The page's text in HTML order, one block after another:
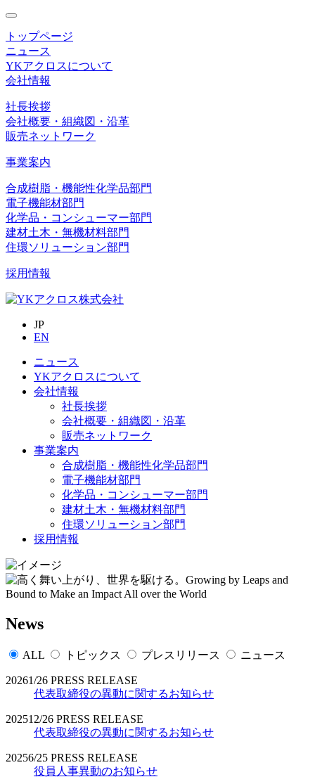
toggle
navigation
トップページ
ニュース
YKアクロスについて
会社情報
社長挨拶
会社概要・組織図・沿革
販売ネットワーク
事業案内
合成樹脂・機能性化学品部門
電子機能材部門
化学品・コンシューマー部門
建材土木・無機材料部門
住環ソリューション部門
採用情報
JP
EN
ニュース
YKアクロスについて
会社情報
社長挨拶
会社概要・組織図・沿革
販売ネットワーク
事業案内
合成樹脂・機能性化学品部門
電子機能材部門
化学品・コンシューマー部門
建材土木・無機材料部門
住環ソリューション部門
採用情報
News
ALL トピックス プレスリリース ニュース
20261/26 PRESS RELEASE
代表取締役の異動に関するお知らせ
202512/26 PRESS RELEASE
代表取締役の異動に関するお知らせ
20256/25 PRESS RELEASE
役員人事異動のお知らせ